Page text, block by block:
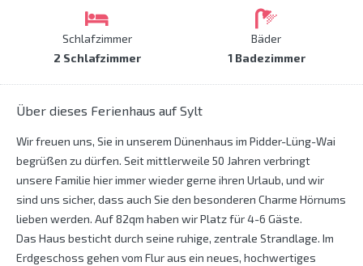
Schlafzimmer
2 Schlafzimmer
Bäder
1 Badezimmer
Über dieses Ferienhaus auf Sylt
Wir freuen uns, Sie in unserem Dünenhaus im Pidder-Lüng-Wai
begrüßen zu dürfen. Seit mittlerweile 50 Jahren verbringt
unsere Familie hier immer wieder gerne ihren Urlaub, und wir
sind uns sicher, dass auch Sie den besonderen Charme Hörnums
lieben werden. Auf 82qm haben wir Platz für 4-6 Gäste.
Das Haus besticht durch seine ruhige, zentrale Strandlage. Im
Erdgeschoss gehen vom Flur aus ein neues, hochwertiges